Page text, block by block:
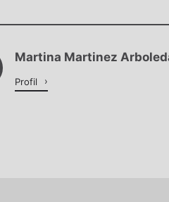
Martina Martinez
Profil